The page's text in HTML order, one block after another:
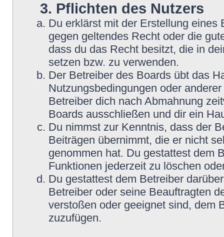
3. Pflichten des Nutzers
Du erklärst mit der Erstellung eines
gegen geltendes Recht oder die
dass du das Recht besitzt, die in
setzen bzw. zu verwenden.
Der Betreiber des Boards übt das
Nutzungsbedingungen oder
Betreiber dich nach Abmahnung
Boards ausschließen und dir ein
Du nimmst zur Kenntnis, dass der
Beiträgen übernimmt, die er nicht
genommen hat. Du gestattest dem
Funktionen jederzeit zu löschen
Du gestattest dem Betreiber
Betreiber oder seine Beauftragten
verstoßen oder geeignet sind, dem
zuzufügen.